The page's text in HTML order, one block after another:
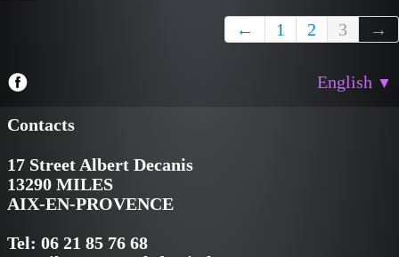
← 1 2 3 →
English ▼
Contacts
17 Street Albert Decanis
13290 MILES
AIX-EN-PROVENCE
Tel: 06 21 85 76 68